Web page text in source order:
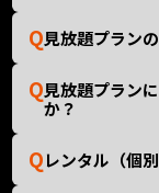
見放題プラン
見放題プラン
か？
レンタル（個